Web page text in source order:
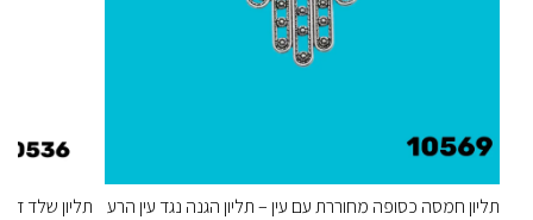
תליון חמסה כסופה מחוררת עם עין – תליון הגנה נגד עין הרע
תליון שלד דג